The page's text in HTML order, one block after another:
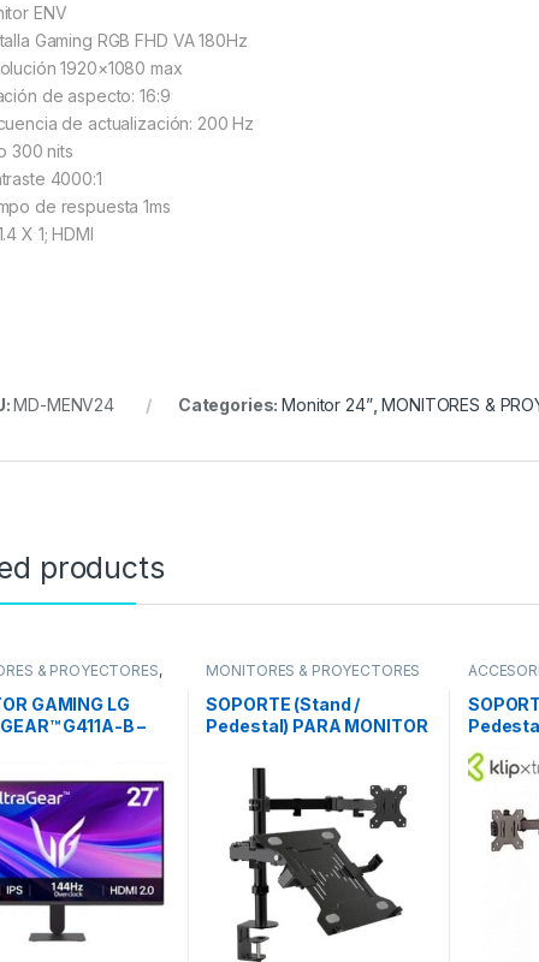
ENV
Gaming RGB FHD VA 180Hz
1920×1080 max
de aspecto: 16:9
de actualización: 200 Hz
300 nits
4000:1
de respuesta 1ms
X 1; HDMI
MD-MENV24 Categories: Monitor 24”, MONITORES &
products
& PROYECTORES,
GAMING LG
G411A-B –
MONITORES & PROYECTORES
SOPORTE (Stand /
Pedestal) PARA MONITOR
KMM-301
LCD)